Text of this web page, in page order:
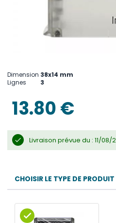
the
beginning
of
images
gallery
Dimension 38x14 mm
Lignes
3
13.80 €
Livraison prévue du : 11/08/
CHOISIR LE TYPE DE PRODUIT